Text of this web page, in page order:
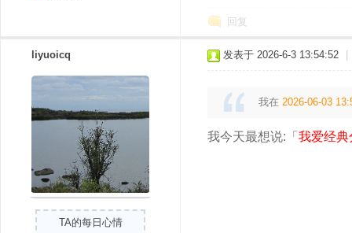
回复
liyuoicq
TA的每日心情
发表于 2026-6-3 13:54:52
我在 2026-06-03
我今天最想说:「 我爱经典